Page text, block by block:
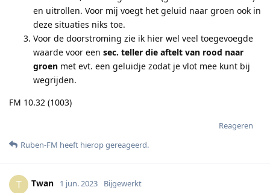
en uitrollen. Voor mij voegt het geluid naar groen ook in
deze situaties niks toe.
Voor de doorstroming zie ik hier wel veel toegevoegde
waarde voor een sec. teller die aftelt van rood naar
groen met evt. een geluidje zodat je vlot mee kunt bij
wegrijden.
FM 10.32 (1003)
Reageren
Ruben-FM heeft hierop gereageerd.
T Twan 1 jun. 2023 Bijgewerkt